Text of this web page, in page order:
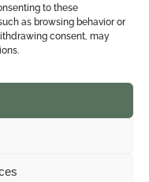
to these
as browsing behavior or
consent, may